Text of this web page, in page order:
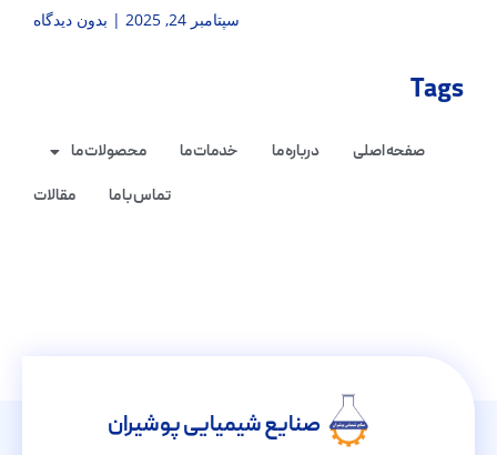
سپتامبر 24, 2025 بدون دیدگاه
Tags
صفحه اصلی درباره ما خدمات ما
محصولات ما
تماس با ما
مقالات
صنایع شیمیایی پوشیران